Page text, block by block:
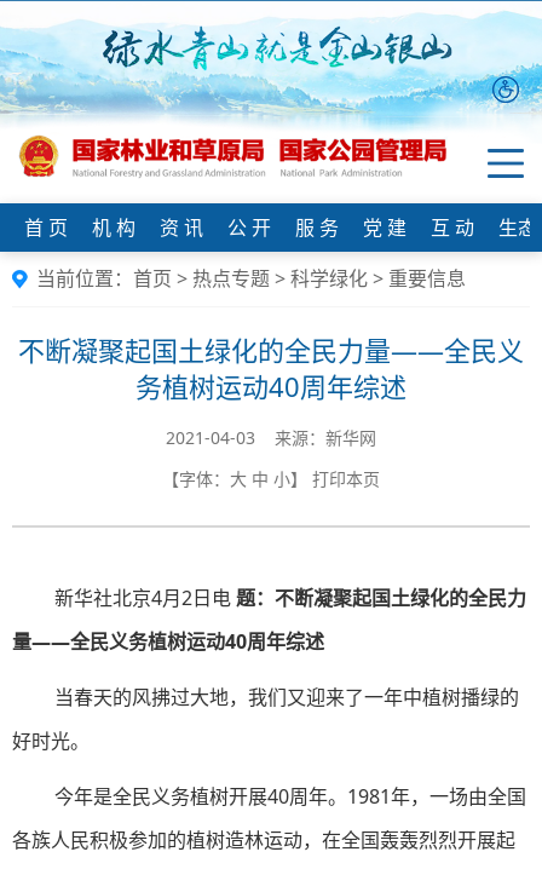
首 页 机 构 资 讯 公 开 服 务 党 建 互 动
生
当前位置： 首页 > 热点专题>科学绿化>重要信息
不断凝聚起国土绿化的全民力量——全民义
务植树运动40周年综述
2021-04-03 来源：新华网
【字体： 大 中 小】 打印本页
新华社北京4月2日电题：不断凝聚起国土绿化的全民力
量——全民义务植树运动40周年综述
当春天的风拂过大地，我们又迎来了一年中植树播绿的
好时光。
今年是全民义务植树开展40周年。1981年，一场由全国
各族人民积极参加的植树造林运动，在全国轰轰烈烈开展起